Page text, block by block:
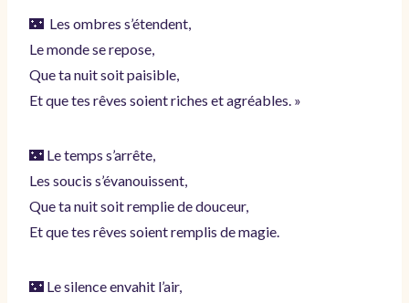
🌃 Les ombres s’étendent,
Le monde se repose,
Que ta nuit soit paisible,
Et que tes rêves soient riches et agréables. »
🌃 Le temps s’arrête,
Les soucis s’évanouissent,
Que ta nuit soit remplie de douceur,
Et que tes rêves soient remplis de magie.
🌃 Le silence envahit l’air,